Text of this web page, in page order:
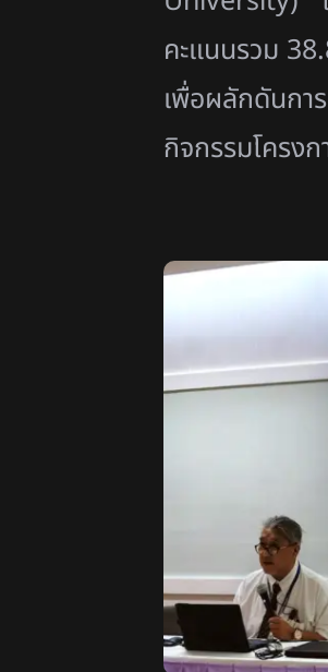
คะแนนรวม
เพื่อผลักดันกา
กิจกรรมโครง